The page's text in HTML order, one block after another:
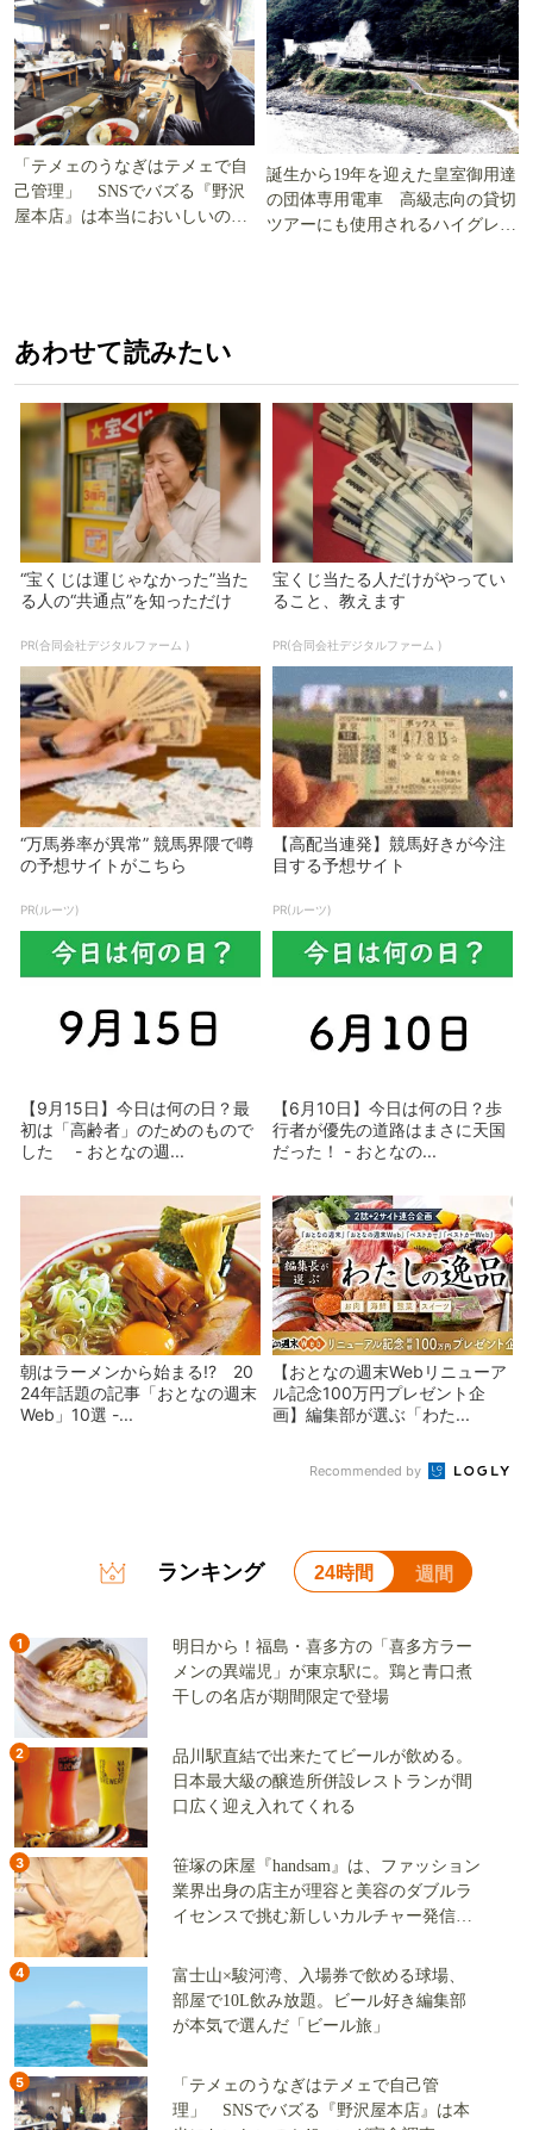
「テメェのうなぎはテメェで自
己管理」 SNSでバズる『野沢
屋本店』は本当においしいの
誕生から19年を迎えた皇室御用達
の団体専用電車 高級志向の貸切
ツアーにも使用されるハイグレー
あわせて読みたい
“宝くじは運じゃなかった”当た
る人の“共通点”を知っただけ
PR(合同会社デジタルファーム )
宝くじ当たる人だけがやってい
ること、教えます
PR(合同会社デジタルファーム )
“万馬券率が異常” 競馬界隈で噂
の予想サイトがこちら
PR(ルーツ)
【高配当連発】競馬好きが今注
目する予想サイト
PR(ルーツ)
【9月15日】今日は何の日？最
初は「高齢者」のためのもので
した - おとなの週...
【6月10日】今日は何の日？歩
行者が優先の道路はまさに天国
だった！ - おとなの...
朝はラーメンから始まる!? 20
24年話題の記事「おとなの週末
Web」10選 -...
【おとなの週末Webリニューア
ル記念100万円プレゼント企
画】編集部が選ぶ「わた...
Recommended by
ランキング 24時間 週間
1
明日から！福島・喜多方の「喜多方ラー
メンの異端児」が東京駅に。鶏と青口煮
干しの名店が期間限定で登場
2
品川駅直結で出来たてビールが飲める。
日本最大級の醸造所併設レストランが間
口広く迎え入れてくれる
3
笹塚の床屋『handsam』は、ファッション
業界出身の店主が理容と美容のダブルラ
イセンスで挑む新しいカルチャー発信基
4
富士山×駿河湾、入場券で飲める球場、
部屋で10L飲み放題。ビール好き編集部
が本気で選んだ「ビール旅」
5
「テメェのうなぎはテメェで自己管
理」 SNSでバズる『野沢屋本店』は本